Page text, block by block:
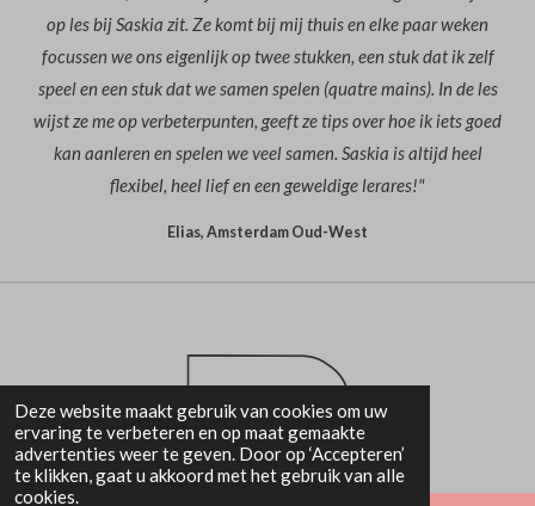
Deze website maakt gebruik van cookies om uw
ervaring te verbeteren en op maat gemaakte
advertenties weer te geven. Door op ‘Accepteren’
te klikken, gaat u akkoord met het gebruik van alle
cookies.
op les bij Saskia zit. Ze komt bij mij thuis en elke paar weken
focussen we ons eigenlijk op twee stukken, een stuk dat ik zelf
speel en een stuk dat we samen spelen (quatre mains). In de les
wijst ze me op verbeterpunten, geeft ze tips over hoe ik iets goed
kan aanleren en spelen we veel samen. Saskia is altijd heel
flexibel, heel lief en een geweldige lerares!"
Elias, Amsterdam Oud-West